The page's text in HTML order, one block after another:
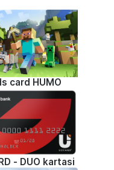
card HUMO
- DUO kartasi